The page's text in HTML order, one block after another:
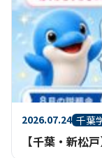
2026.07.24 千葉
【千葉・新松戸